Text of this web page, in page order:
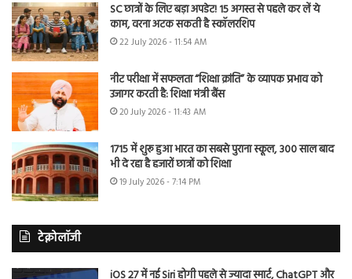
SC छात्रों के लिए बड़ा अपडेट! 15 अगस्त से पहले कर लें ये
काम, वरना अटक सकती है स्कॉलरशिप
22 July 2026 - 11:54 AM
नीट परीक्षा में सफलता “शिक्षा क्रांति” के व्यापक प्रभाव को
उजागर करती है: शिक्षा मंत्री बैंस
20 July 2026 - 11:43 AM
1715 में शुरू हुआ भारत का सबसे पुराना स्कूल, 300 साल बाद
भी दे रहा है हजारों छात्रों को शिक्षा
19 July 2026 - 7:14 PM
टेक्नोलॉजी